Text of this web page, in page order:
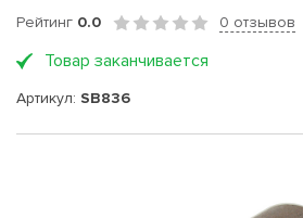
Рейтинг 0.0 0 отзывов
Товар заканчивается
Артикул: SB836